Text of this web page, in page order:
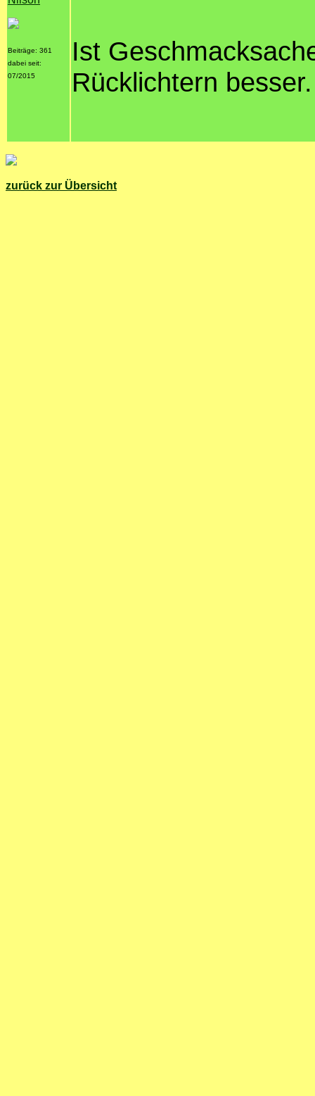
Beiträge: 361
dabei seit:
07/2015
Ist
Rücklichtern besser.
zurück zur Übersicht